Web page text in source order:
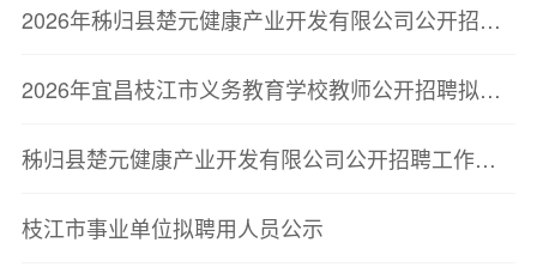
2026年秭归县楚元健康产业开发有限公司公开招聘人员面试成绩公告
2026年宜昌枝江市义务教育学校教师公开招聘拟聘用人员公示公告
秭归县楚元健康产业开发有限公司公开招聘工作人员笔试成绩公告
枝江市事业单位拟聘用人员公示